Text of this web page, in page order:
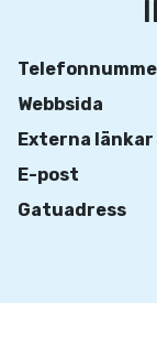
Webbsida
Externa länkar
E-post
Gatuadress